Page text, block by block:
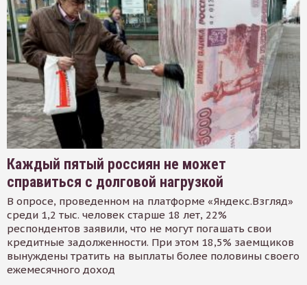
Каждый пятый россиян не может
справиться с долговой нагрузкой
В опросе, проведенном на платформе «Яндекс.Взгляд»
среди 1,2 тыс. человек старше 18 лет, 22%
респондентов заявили, что не могут погашать свои
кредитные задолженности. При этом 18,5% заемщиков
вынуждены тратить на выплаты более половины своего
ежемесячного доход